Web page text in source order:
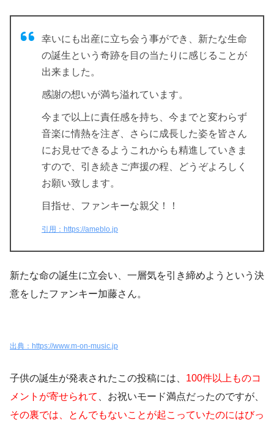
幸いにも出産に立ち会う事ができ、新たな生命
の誕生という奇跡を目の当たりに感じることが
出来ました。
感謝の想いが満ち溢れています。
今まで以上に責任感を持ち、今までと変わらず
音楽に情熱を注ぎ、さらに成長した姿を皆さん
にお見せできるようこれからも精進していきま
すので、引き続きご声援の程、どうぞよろしく
お願い致します。
目指せ、ファンキーな親父！！
引用：https://ameblo.jp
新たな命の誕生に立会い、一層気を引き締めようという決
意をしたファンキー加藤さん。
出典：https://www.m-on-music.jp
子供の誕生が発表されたこの投稿には、 100件以上ものコ
メントが寄せられて
、お祝いモード満点だったのですが、
その裏では、とんでもないことが起こっていたのにはびっ